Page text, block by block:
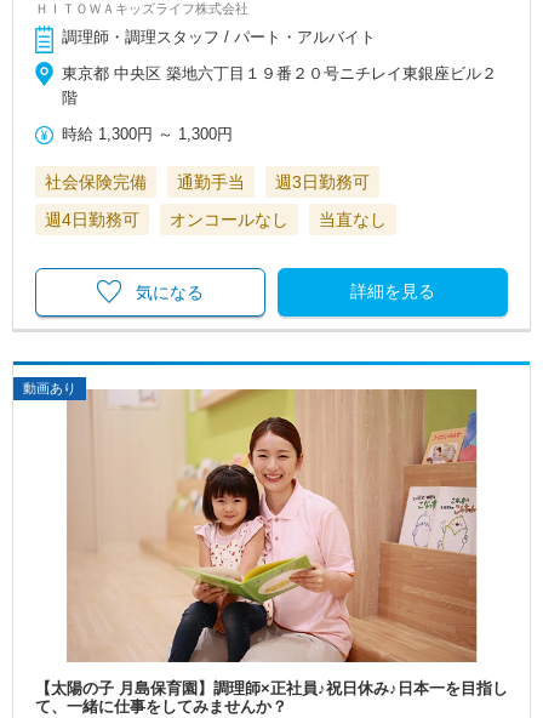
ＨＩＴＯＷＡキッズライフ株式会社
調理師・調理スタッフ / パート・アルバイト
東京都 中央区 築地六丁目１９番２０号ニチレイ東銀座ビル２
階
時給 1,300円 ～ 1,300円
社会保険完備 通勤手当
週3日勤務可
週4日勤務可
オンコールなし 当直なし
詳細を見る
気になる
動画あり
【太陽の子 月島保育園】調理師×正社員♪祝日休み♪日本一を目指し
て、一緒に仕事をしてみませんか？